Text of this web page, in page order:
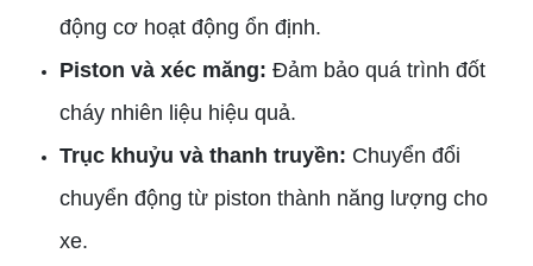
động cơ hoạt động ổn định.
Piston và xéc măng: Đảm bảo quá trình đốt
cháy nhiên liệu hiệu quả.
Trục khuỷu và thanh truyền: Chuyển đổi
chuyển động từ piston thành năng lượng cho
xe.